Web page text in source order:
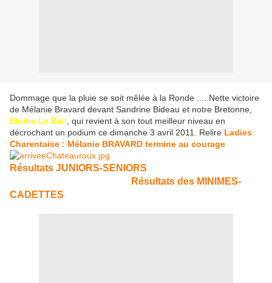
Dommage que la pluie se soit mêlée à la Ronde .... Nette victoire
de Mélanie Bravard devant Sandrine Bideau et notre Bretonne,
Elodie Le Bail , qui revient à son tout meilleur niveau en
décrochant un podium ce dimanche 3 avril 2011. Relire Ladies
Charentaise : Mélanie BRAVARD termine au courage
Résultats JUNIORS-SENIORS
Résultats des MINIMES-
CADETTES